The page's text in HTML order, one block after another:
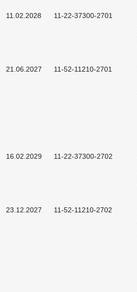
11.02.2028 11-22-37300-2701
21.06.2027 11-52-11210-2701
16.02.2029 11-22-37300-2702
23.12.2027 11-52-11210-2702